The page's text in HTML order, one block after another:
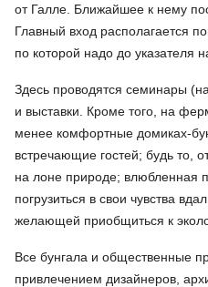
от Галле. Ближайшее к нему
Главный вход располагается
по которой надо до указателя
Здесь проводятся семинары
и выставки. Кроме того, на
менее комфортные домиках-
встречающие гостей; будь то,
на лоне природе; влюбленная
погрузиться в свои чувства
желающей приобщиться к
Все бунгала и общественные
привлечением дизайнеров,